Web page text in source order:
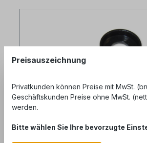
Preisauszeichnung
Privatkunden können Preise mit MwSt.
Geschäftskunden Preise ohne MwSt.
werden.
Bitte wählen Sie Ihre bevorzugte